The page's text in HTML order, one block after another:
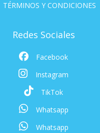
TÉRMINOS Y CONDICIONES
Redes Sociales
Facebook
Instagram
TikTok
Whatsapp
Whatsapp